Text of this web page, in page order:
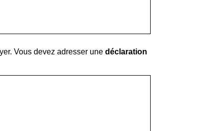
Vous devez adresser unedéclaration